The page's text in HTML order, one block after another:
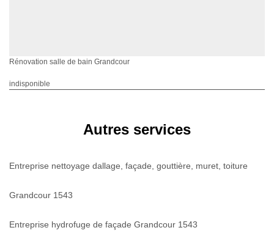
Rénovation salle de bain Grandcour
indisponible
Autres services
Entreprise nettoyage dallage, façade, gouttière, muret, toiture
Grandcour 1543
Entreprise hydrofuge de façade Grandcour 1543